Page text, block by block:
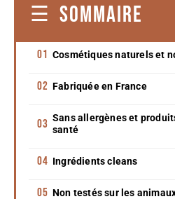
SOMMAIRE
Cosmétiques naturels et
Fabriquée en France
Sans allergènes et
santé
Ingrédients cleans
Non testés sur les